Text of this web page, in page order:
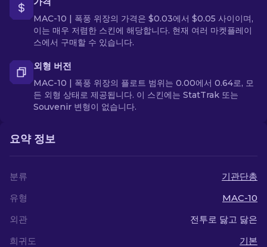
MAC-10 | 폭풍 위장의 가격은 $0.03에서 $0.05 사이이며,
이는 매우 저렴한 스킨에 해당합니다. 현재 여러 마켓플레이
스에서 구매할 수 있습니다.
외형 버전
MAC-10 | 폭풍 위장의 플로트 범위는 0.00에서 0.64로, 모
든 외형 상태로 제공됩니다. 이 스킨에는 StatTrak 또는
Souvenir 변형이 없습니다.
요약 정보
분류
기관단총
유형
MAC-10
외관
전투로 닳고 닳은
희귀도
기본